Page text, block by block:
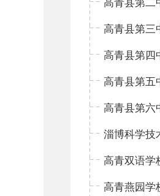
高青县第二
高青县第三
高青县第四
高青县第五
高青县第六
高青双语学
高青燕园学